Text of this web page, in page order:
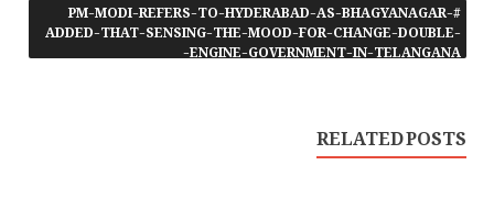
#PM-MODI-REFERS-TO-HYDERABAD-AS-BHAGYANAGAR-
ADDED-THAT-SENSING-THE-MOOD-FOR-CHANGE-DOUBLE-
ENGINE-GOVERNMENT-IN-TELANGANA-
RELATED POSTS